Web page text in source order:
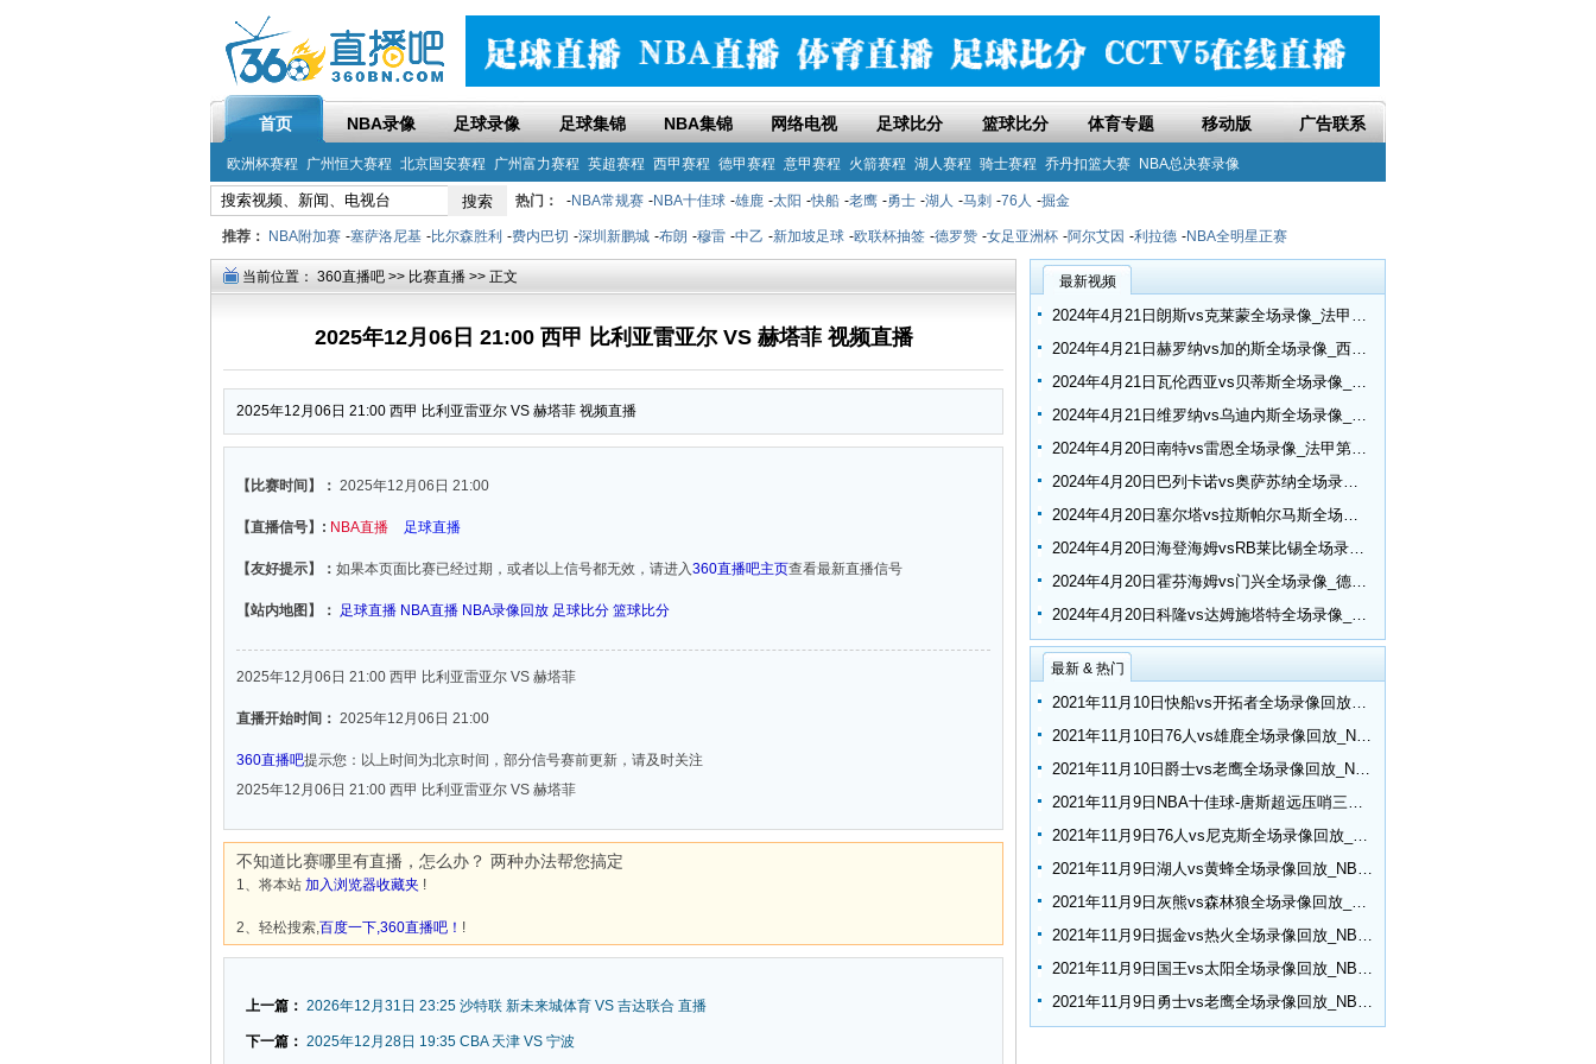
首页 NBA录像 足球录像 足球集锦 NBA集锦 网络电视 足球比分 篮球比分 体育专题 移动版 广告联系
欧洲杯赛程 广州恒大赛程 北京国安赛程 广州富力赛程 英超赛程 西甲赛程 德甲赛程 意甲赛程 火箭赛程 湖人赛程 骑士赛程 乔丹扣篮大赛 NBA总决赛录像
热门： -NBA常规赛 -NBA十佳球 -雄鹿 -太阳 -快船 -老鹰 -勇士 -湖人 -马刺 -76人 -掘金
推荐： NBA附加赛 -塞萨洛尼基 -比尔森胜利 -费内巴切 -深圳新鹏城 -布朗 -穆雷 -中乙 -新加坡足球 -欧联杯抽签 -德罗赞 -女足亚洲杯 -阿尔艾因 -利拉德 -NBA全明星正赛
当前位置： 360直播吧 >> 比赛直播 >> 正文
2025年12月06日 21:00 西甲 比利亚雷亚尔 VS 赫塔菲 视频直播
2025年12月06日 21:00 西甲 比利亚雷亚尔 VS 赫塔菲 视频直播
【比赛时间】： 2025年12月06日 21:00
【直播信号】: NBA直播 足球直播
【友好提示】： 如果本页面比赛已经过期，或者以上信号都无效，请进入360直播吧主页查看最新直播信号
【站内地图】： 足球直播 NBA直播 NBA录像回放 足球比分 篮球比分
2025年12月06日 21:00 西甲 比利亚雷亚尔 VS 赫塔菲
直播开始时间： 2025年12月06日 21:00
360直播吧提示您：以上时间为北京时间，部分信号赛前更新，请及时关注
2025年12月06日 21:00 西甲 比利亚雷亚尔 VS 赫塔菲
不知道比赛哪里有直播，怎么办？ 两种办法帮您搞定
1、将本站 加入浏览器收藏夹 !
2、轻松搜索,百度一下,360直播吧！ !
上一篇： 2026年12月31日 23:25 沙特联 新未来城体育 VS 吉达联合 直播
下一篇： 2025年12月28日 19:35 CBA 天津 VS 宁波
最新视频
2024年4月21日朗斯vs克莱蒙全场录像_法甲第30轮
2024年4月21日赫罗纳vs加的斯全场录像_西甲第32轮
2024年4月21日瓦伦西亚vs贝蒂斯全场录像_西甲第32轮
2024年4月21日维罗纳vs乌迪内斯全场录像_意甲第33轮
2024年4月20日南特vs雷恩全场录像_法甲第30轮
2024年4月20日巴列卡诺vs奥萨苏纳全场录像_西甲第32轮
2024年4月20日塞尔塔vs拉斯帕尔马斯全场录像_西甲第32轮
2024年4月20日海登海姆vsRB莱比锡全场录像_德甲第30轮
2024年4月20日霍芬海姆vs门兴全场录像_德甲第30轮
2024年4月20日科隆vs达姆施塔特全场录像_德甲第30轮
最新 & 热门
2021年11月10日快船vs开拓者全场录像回放_NBA常规赛
2021年11月10日76人vs雄鹿全场录像回放_NBA常规赛
2021年11月10日爵士vs老鹰全场录像回放_NBA常规赛
2021年11月9日NBA十佳球-唐斯超远压哨三分 小乔丹空接隔扣
2021年11月9日76人vs尼克斯全场录像回放_NBA常规赛
2021年11月9日湖人vs黄蜂全场录像回放_NBA常规赛
2021年11月9日灰熊vs森林狼全场录像回放_NBA常规赛
2021年11月9日掘金vs热火全场录像回放_NBA常规赛
2021年11月9日国王vs太阳全场录像回放_NBA常规赛
2021年11月9日勇士vs老鹰全场录像回放_NBA常规赛